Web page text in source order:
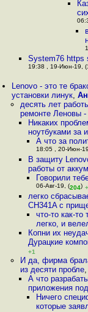
System76 https
19:38 , 19-Июн-19,
Lenovo - это те
установки линук,
десять лет
ремонте Леновы -
Никаких
ноутбуками за
А что за
18:05 , 20-Июн-
В защиту
работы от
Говорили
06-Авг-19, (204)
легко
CH341A с
что-то как-
легко, и
Копни их
Дурацкие
+1
И да, фирма
из десяти пробле,
А что
приложения
Ничего
которые